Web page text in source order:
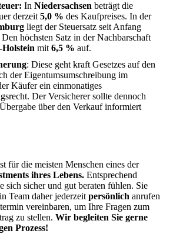
In Niedersachsen beträgt die
derzeit 5,0 % des Kaufpreises. In der
liegt der Steuersatz seit Anfang
Den höchsten Satz in der Nachbarschaft
Holstein mit 6,5 % auf.
: Diese geht kraft Gesetzes auf den
der Eigentumsumschreibung im
Käufer ein einmonatiges
Der Versicherer sollte dennoch
über den Verkauf informiert
für die meisten Menschen eines der
ihres Lebens. Entsprechend
sich sicher und gut beraten fühlen. Sie
Team daher jederzeit persönlich anrufen
vereinbaren, um Ihre Fragen zum
zu stellen. Wir begleiten Sie gerne
Prozess!